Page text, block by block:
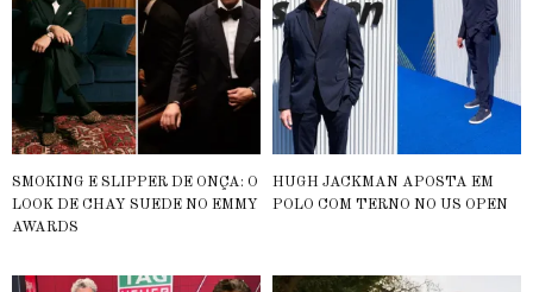
SMOKING E SLIPPER DE ONÇA: O
LOOK DE CHAY SUEDE NO EMMY
AWARDS
HUGH JACKMAN APOSTA EM
POLO COM TERNO NO US OPEN